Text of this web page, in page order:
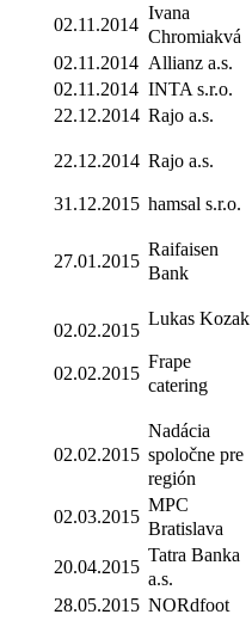
02.11.2014
Ivana
Chromiakvá
02.11.2014 Allianz a.s.
02.11.2014 INTA s.r.o.
22.12.2014 Rajo a.s.
22.12.2014
31.12.2015
Rajo a.s.
hamsal s.r.o.
27.01.2015
Raifaisen
Bank
02.02.2015
02.02.2015
Lukas Kozak
Frape
catering
02.02.2015
Nadácia
spoločne pre
región
02.03.2015
MPC
Bratislava
20.04.2015
Tatra Banka
a.s.
28.05.2015 NORdfoot